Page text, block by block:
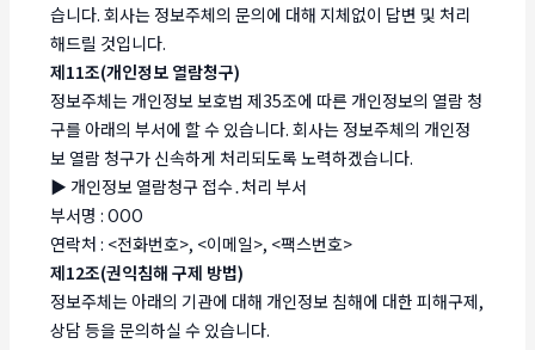
습니다. 회사는 정보주체의 문의에 대해 지체없이 답변 및 처리
해드릴 것입니다.
제11조(개인정보 열람청구)
정보주체는 개인정보 보호법 제35조에 따른 개인정보의 열람 청
구를 아래의 부서에 할 수 있습니다. 회사는 정보주체의 개인정
보 열람 청구가 신속하게 처리되도록 노력하겠습니다.
▶ 개인정보 열람청구 접수․처리 부서
부서명 : OOO
연락처 : <전화번호>, <이메일>, <팩스번호>
제12조(권익침해 구제 방법)
정보주체는 아래의 기관에 대해 개인정보 침해에 대한 피해구제,
상담 등을 문의하실 수 있습니다.